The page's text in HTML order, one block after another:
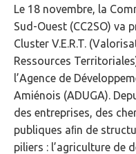
Le 18 novembre, la
Sud-Ouest (CC2SO) va
Cluster V.E.R.T.
Ressources
l’Agence de
Amiénois (ADUGA).
des entreprises, des
publiques aﬁn de
piliers : l’agriculture de